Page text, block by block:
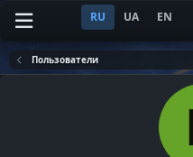
RU UA EN
Пользователи